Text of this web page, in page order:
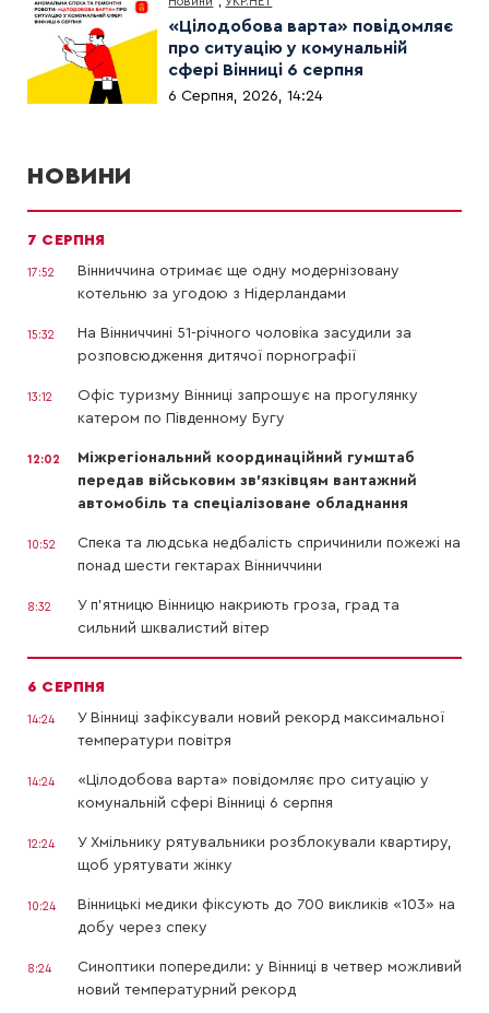
«Цілодобова варта» повідомляє
про ситуацію у комунальній
сфері Вінниці 6 серпня
6 Серпня, 2026, 14:24
НОВИНИ
7 СЕРПНЯ
17:52
Вінниччина отримає ще одну модернізовану
котельню за угодою з Нідерландами
15:32
На Вінниччині 51-річного чоловіка засудили за
розповсюдження дитячої порнографії
13:12
Офіс туризму Вінниці запрошує на прогулянку
катером по Південному Бугу
12:02
Міжрегіональний координаційний гумштаб
передав військовим зв’язківцям вантажний
автомобіль та спеціалізоване обладнання
10:52
Спека та людська недбалість спричинили пожежі на
понад шести гектарах Вінниччини
8:32
У п’ятницю Вінницю накриють гроза, град та
сильний шквалистий вітер
6 СЕРПНЯ
14:24
У Вінниці зафіксували новий рекорд максимальної
температури повітря
14:24
«Цілодобова варта» повідомляє про ситуацію у
комунальній сфері Вінниці 6 серпня
12:24
У Хмільнику рятувальники розблокували квартиру,
щоб урятувати жінку
10:24
Вінницькі медики фіксують до 700 викликів «103» на
добу через спеку
8:24
Синоптики попередили: у Вінниці в четвер можливий
новий температурний рекорд